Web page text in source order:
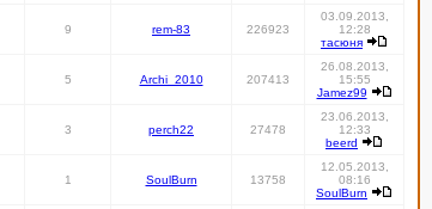
9 rem-83 226923
03.09.2013,
12:28
тасюня
5 Archi_2010 207413
26.08.2013,
15:55
Jamez99
3 perch22 27478
23.06.2013,
12:33
beerd
1 SoulBurn 13758
12.05.2013,
08:16
SoulBurn